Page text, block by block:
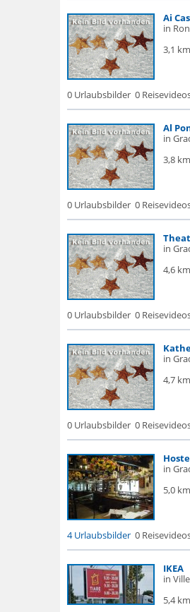
Ai
in
3,1
0 Urlaubsbilder 0
Al
in
3,8
0 Urlaubsbilder 0
in
4,6
0 Urlaubsbilder 0
in
4,7
0 Urlaubsbilder 0
in
5,0
4 Urlaubsbilder 0
IKEA
in
5,4